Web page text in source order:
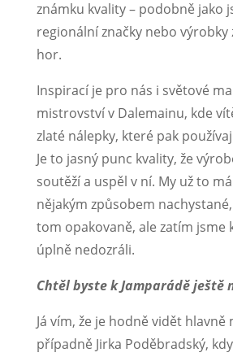
známku kvality – podobně jako
regionální značky nebo výrobky
hor.
Inspirací je pro nás i světové
mistrovství v Dalemainu, kde
zlaté nálepky, které pak
Je to jasný punc kvality, že
soutěží a uspěl v ní. My už to
nějakým způsobem
tom opakovaně, ale zatím jsme
úplně nedozráli.
Chtěl byste k Jamparádě ještě
Já vím, že je hodně vidět hlavně
případně Jirka Poděbradský,